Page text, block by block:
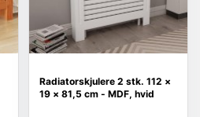
Radiatorskjulere 2 stk. 112 ×
19 × 81,5 cm - MDF, hvid